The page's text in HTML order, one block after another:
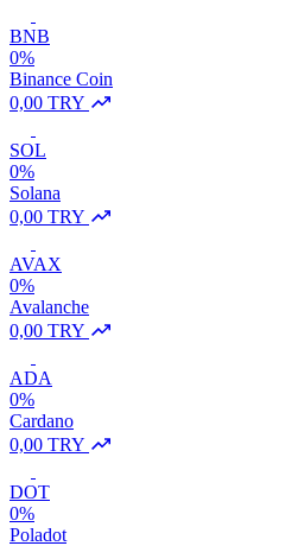
BNB
0%
Binance Coin
0,00 TRY
SOL
0%
Solana
0,00 TRY
AVAX
0%
Avalanche
0,00 TRY
ADA
0%
Cardano
0,00 TRY
DOT
0%
Poladot